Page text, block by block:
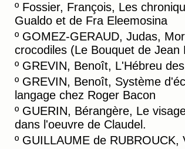
º Fossier, François, Les
Gualdo et de Fra Eleemosina
º GOMEZ-GERAUD, Judas,
crocodiles (Le Bouquet de Jean
º GREVIN, Benoît, L'Hébreu
º GREVIN, Benoît, Système
langage chez Roger Bacon
º GUERIN, Bérangère, Le
dans l'oeuvre de Claudel.
º GUILLAUME de RUBROUCK,